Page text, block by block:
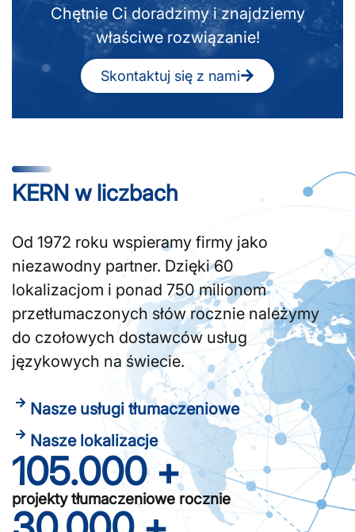
Chętnie Ci doradzimy i znajdziemy
właściwe rozwiązanie!
Skontaktuj się z nami
KERN w liczbach
Od 1972 roku wspieramy firmy jako
niezawodny partner. Dzięki 60
lokalizacjom i ponad 750 milionom
przetłumaczonych słów rocznie należymy
do czołowych dostawców usług
językowych na świecie.
Nasze usługi tłumaczeniowe
Nasze lokalizacje
projekty tłumaczeniowe rocznie
105.000 +